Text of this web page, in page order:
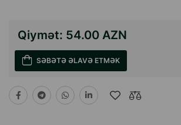
Qiymət: 54.00 AZN
SƏBƏTƏ ƏLAVƏ ETMƏK